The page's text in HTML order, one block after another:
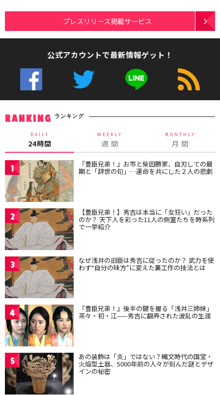
プレスリリース掲載サービス
公式アカウントで最新情報ゲット！
RANKING ランキング
DAILY
24時間
WEEKLY
週 間
MONTHLY
月 間
1 『豊臣兄弟！』お市と柴田勝家、自刃しての最
期と「辞世の句」…運命を共にした２人の悲劇
2 【豊臣兄弟！】秀吉は本当に「女狂い」だった
のか？ 天下人を彩った11人の側室たちを時系列
で一挙紹介
3 なぜ浅井の旧臣は秀吉に従ったのか？ 武力を使
わず“自分の味方”に変えた裏工作の技法とは
4 『豊臣兄弟！』後半の鍵を握る「浅井三姉妹」
茶々・初・江——秀吉に翻弄された波乱の生涯
5 あの装飾は「炎」ではない？縄文時代の国宝・
火焔型土器、5000年前の人々が刻んだ謎とデザ
インの秘密